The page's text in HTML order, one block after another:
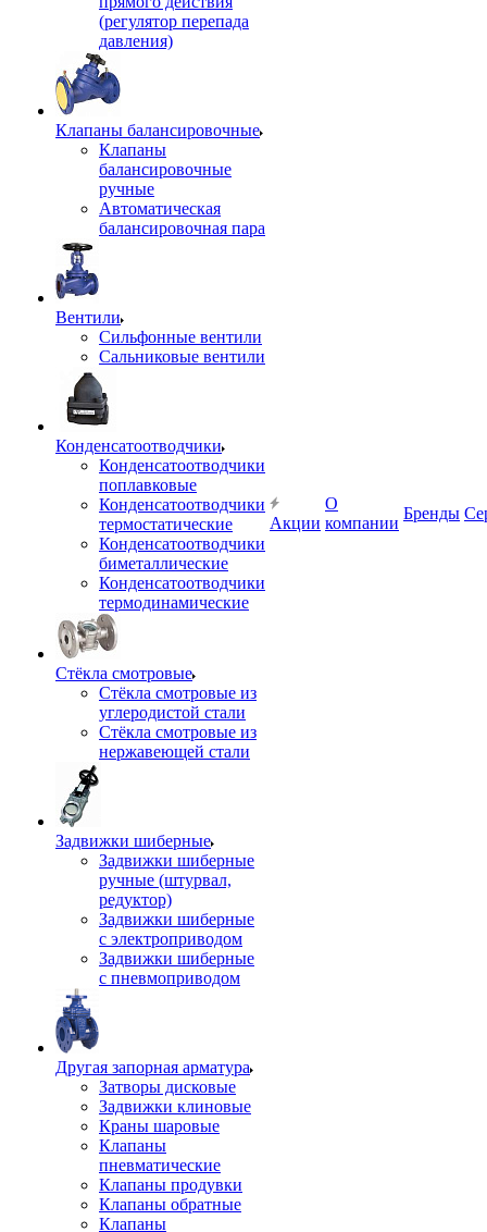
(регулятор перепада
давления)
Клапаны балансировочные
Клапаны
балансировочные
ручные
Автоматическая
балансировочная пара
Вентили
Сильфонные вентили
Сальниковые вентили
Конденсатоотводчики
Конденсатоотводчики
поплавковые
Конденсатоотводчики
термостатические
Конденсатоотводчики
биметаллические
Конденсатоотводчики
термодинамические
Стёкла смотровые
Стёкла смотровые из
углеродистой стали
Стёкла смотровые из
нержавеющей стали
Задвижки шиберные
Задвижки шиберные
ручные (штурвал,
редуктор)
Задвижки шиберные
с электроприводом
Задвижки шиберные
с пневмоприводом
Другая запорная арматура
Затворы дисковые
Задвижки клиновые
Краны шаровые
Клапаны
пневматические
Клапаны продувки
Клапаны обратные
Клапаны
Акции
О
компании
Бренды